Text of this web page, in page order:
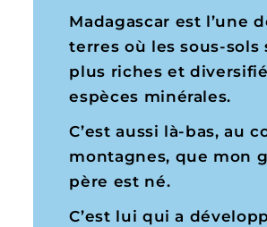
Madagascar est l’une
terres où les sous-sols
plus riches et
espèces minérales.
C’est aussi là-bas, au
montagnes, que mon
père est né.
C’est lui qui a